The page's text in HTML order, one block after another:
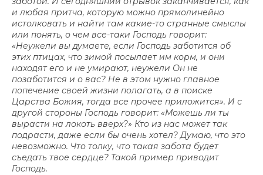
и любая притча, которую можно прямолинейно
истолковать и найти там какие-то странные смыслы
или понять, о чем все-таки Господь говорит:
«Неужели вы думаете, если Господь заботится об
этих птицах, что зимой посылает им корм, и они
находят его и не умирают, неужели Он не
позаботится и о вас? Не в этом нужно главное
попечение своей жизни полагать, а в поиске
Царства Божия, тогда все прочее приложится». И с
другой стороны Господь говорит: «Можешь ли ты
вырасти на локоть вверх?» Кто из нас может так
подрасти, даже если бы очень хотел? Думаю, что это
невозможно. Что толку, что такая забота будет
съедать твое сердце? Такой пример приводит
Господь.